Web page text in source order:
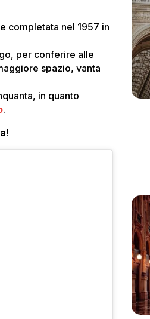
completata nel 1957 in
per conferire alle
spazio, vanta
in quanto
.
!